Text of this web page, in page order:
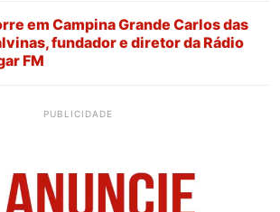
em Campina Grande Carlos das
fundador e diretor da Rádio
FM
PUBLICIDADE